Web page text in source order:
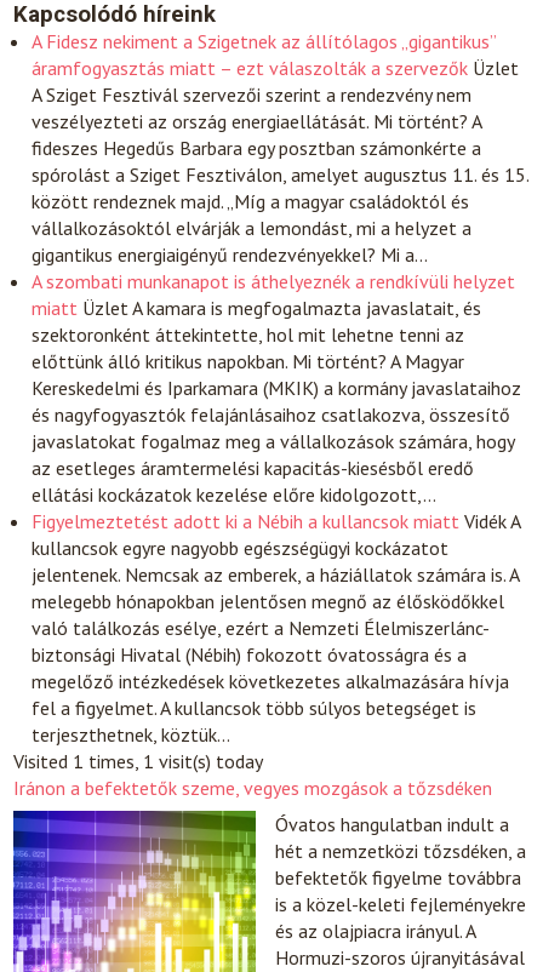
Kapcsolódó híreink
A Fidesz nekiment a Szigetnek az állítólagos „gigantikus”
áramfogyasztás miatt – ezt válaszolták a szervezők Üzlet
A Sziget Fesztivál szervezői szerint a rendezvény nem
veszélyezteti az ország energiaellátását. Mi történt? A
fideszes Hegedűs Barbara egy posztban számonkérte a
spórolást a Sziget Fesztiválon, amelyet augusztus 11. és 15.
között rendeznek majd. „Míg a magyar családoktól és
vállalkozásoktól elvárják a lemondást, mi a helyzet a
gigantikus energiaigényű rendezvényekkel? Mi a…
A szombati munkanapot is áthelyeznék a rendkívüli helyzet
miatt ÜzletA kamara is megfogalmazta javaslatait, és
szektoronként áttekintette, hol mit lehetne tenni az
előttünk álló kritikus napokban. Mi történt? A Magyar
Kereskedelmi és Iparkamara (MKIK) a kormány javaslataihoz
és nagyfogyasztók felajánlásaihoz csatlakozva, összesítő
javaslatokat fogalmaz meg a vállalkozások számára, hogy
az esetleges áramtermelési kapacitás-kiesésből eredő
ellátási kockázatok kezelése előre kidolgozott,…
Figyelmeztetést adott ki a Nébih a kullancsok miatt VidékA
kullancsok egyre nagyobb egészségügyi kockázatot
jelentenek. Nemcsak az emberek, a háziállatok számára is. A
melegebb hónapokban jelentősen megnő az élősködőkkel
való találkozás esélye, ezért a Nemzeti Élelmiszerlánc-
biztonsági Hivatal (Nébih) fokozott óvatosságra és a
megelőző intézkedések következetes alkalmazására hívja
fel a figyelmet. A kullancsok több súlyos betegséget is
terjeszthetnek, köztük…
Visited 1 times, 1 visit(s) today
Iránon a befektetők szeme, vegyes mozgások a tőzsdéken
Óvatos hangulatban indult a
hét a nemzetközi tőzsdéken, a
befektetők figyelme továbbra
is a közel-keleti fejleményekre
és az olajpiacra irányul. A
Hormuzi-szoros újranyitásával